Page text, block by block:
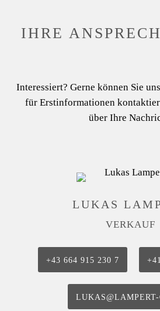
a
IHRE
Interessiert? Gerne können Sie
für Erstinformationen
über Ihre
LUKAS
VERKAUF
+43 664 915 230 7